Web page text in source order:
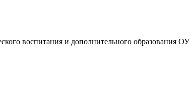
воспитания и дополнительного образования ОУ